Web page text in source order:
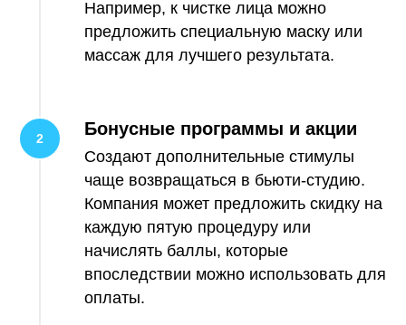
Например, к чистке лица можно
предложить специальную маску или
массаж для лучшего результата.
Бонусные программы и акции
Создают дополнительные стимулы
чаще возвращаться в бьюти-студию.
Компания может предложить скидку на
каждую пятую процедуру или
начислять баллы, которые
впоследствии можно использовать для
оплаты.